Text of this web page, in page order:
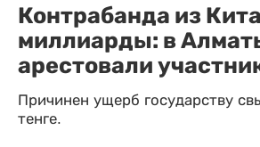
Контрабанда из
миллиарды: в
арестовали
Причинен ущерб государству
тенге.